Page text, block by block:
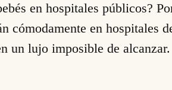
en hospitales públicos?
cómodamente en hospitales
un lujo imposible de alcanzar.